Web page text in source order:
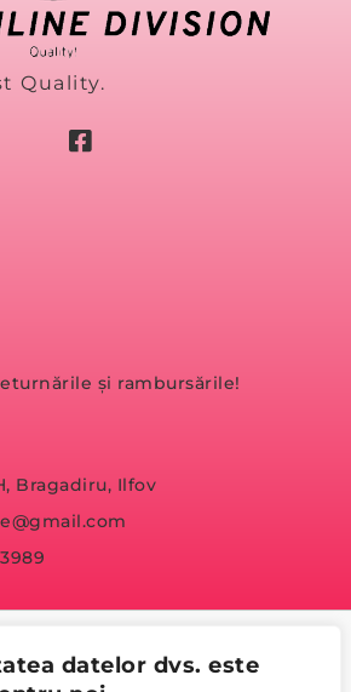
datelor dvs. este
Quality.
și rambursările!
Bragadiru, Ilfov